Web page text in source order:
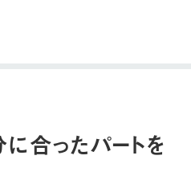
合ったパートを